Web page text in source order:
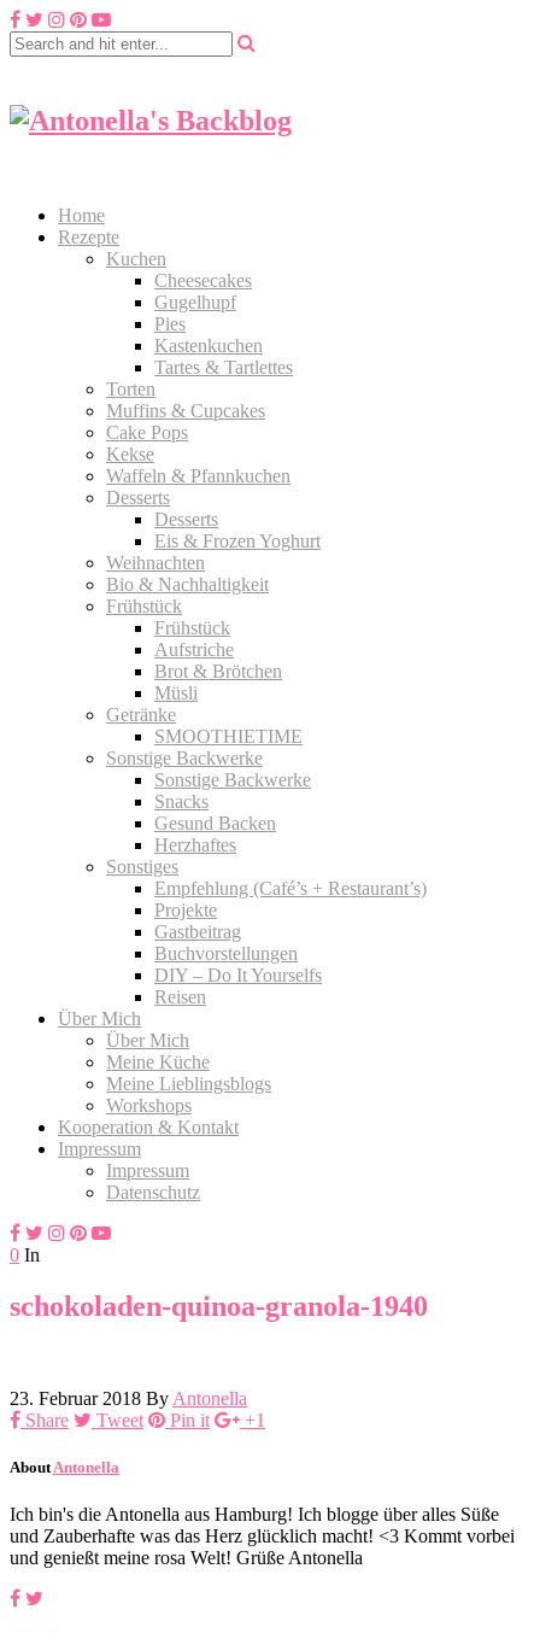
Home
Rezepte
Kuchen
Cheesecakes
Gugelhupf
Pies
Kastenkuchen
Tartes & Tartlettes
Torten
Muffins & Cupcakes
Cake Pops
Kekse
Waffeln & Pfannkuchen
Desserts
Desserts
Eis & Frozen Yoghurt
Weihnachten
Bio & Nachhaltigkeit
Frühstück
Frühstück
Aufstriche
Brot & Brötchen
Müsli
Getränke
SMOOTHIETIME
Sonstige Backwerke
Sonstige Backwerke
Snacks
Gesund Backen
Herzhaftes
Sonstiges
Empfehlung (Café’s + Restaurant’s)
Projekte
Gastbeitrag
Buchvorstellungen
DIY – Do It Yourselfs
Reisen
Über Mich
Über Mich
Meine Küche
Meine Lieblingsblogs
Workshops
Kooperation & Kontakt
Impressum
Impressum
Datenschutz
0 In
schokoladen-quinoa-granola-1940
23. Februar 2018 By Antonella
Share
Tweet Pin it +1
About Antonella
Ich bin's die Antonella aus Hamburg! Ich blogge über alles Süße
und Zauberhafte was das Herz glücklich macht! <3 Kommt vorbei
und genießt meine rosa Welt! Grüße Antonella